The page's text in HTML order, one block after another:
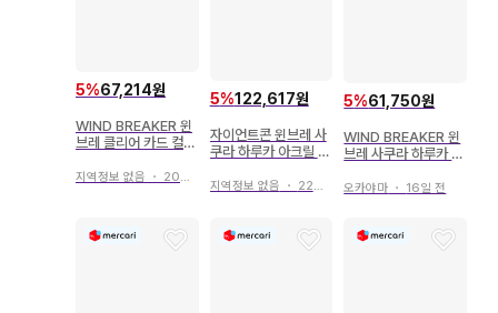
5%67,214원
WIND BREAKER 윈
브레 클리어 카드 컬렉
지역정보 없음 ・ 20일 전
5%122,617원
자이언트콘 윈브레 사
쿠라 하루카 아크릴 스
지역정보 없음 ・ 22일 전
5%61,750원
WIND BREAKER 윈
브레 사쿠라 하루카 맑
블록
오카야마 ・ 16일 전